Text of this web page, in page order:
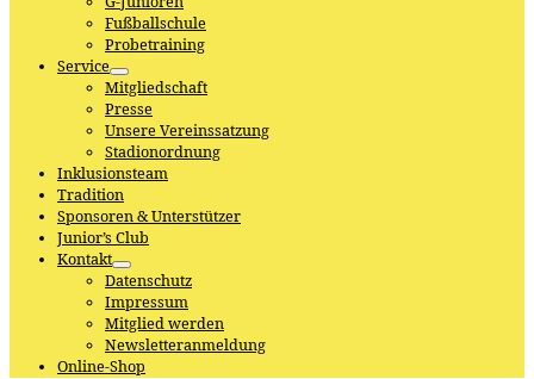
Fußballschule
Probetraining
Service
Mitgliedschaft
Presse
Unsere Vereinssatzung
Stadionordnung
Inklusionsteam
Tradition
Sponsoren & Unterstützer
Junior’s Club
Kontakt
Datenschutz
Impressum
Mitglied werden
Newsletteranmeldung
Online-Shop